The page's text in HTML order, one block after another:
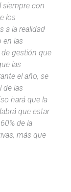
siempre con
los
a la realidad
en las
gestión que
las
el año, se
de las
hará que la
que estar
de la
más que